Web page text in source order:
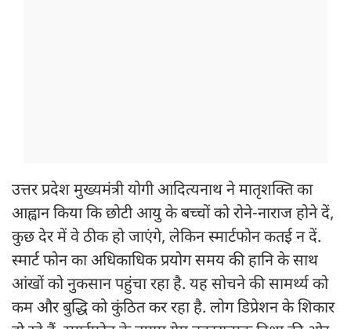
उत्तर प्रदेश मुख्यमंत्री योगी आदित्यनाथ ने मातृशक्ति का
आह्वान किया कि छोटी आयु के बच्चों को रोने-नाराज होने दें,
कुछ देर में वे ठीक हो जाएंगे, लेकिन स्मार्टफोन कतई न दें.
स्मार्ट फोन का अधिकाधिक प्रयोग समय की हानि के साथ
आंखों को नुकसान पहुंचा रहा है. यह सोचने की सामर्थ्य को
कम और बुद्धि को कुंठित कर रहा है. लोग डिप्रेशन के शिकार